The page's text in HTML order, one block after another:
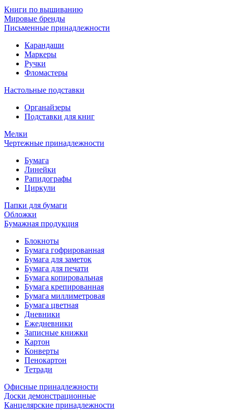
Книги по вышиванию
Мировые бренды
Письменные принадлежности
Карандаши
Маркеры
Ручки
Фломастеры
Настольные подставки
Органайзеры
Подставки для книг
Мелки
Чертежные принадлежности
Бумага
Линейки
Рапидографы
Циркули
Папки для бумаги
Обложки
Бумажная продукция
Блокноты
Бумага гофрированная
Бумага для заметок
Бумага для печати
Бумага копировальная
Бумага крепированная
Бумага миллиметровая
Бумага цветная
Дневники
Ежедневники
Записные книжки
Картон
Конверты
Пенокартон
Тетради
Офисные принадлежности
Доски демонстрационные
Канцелярские принадлежности